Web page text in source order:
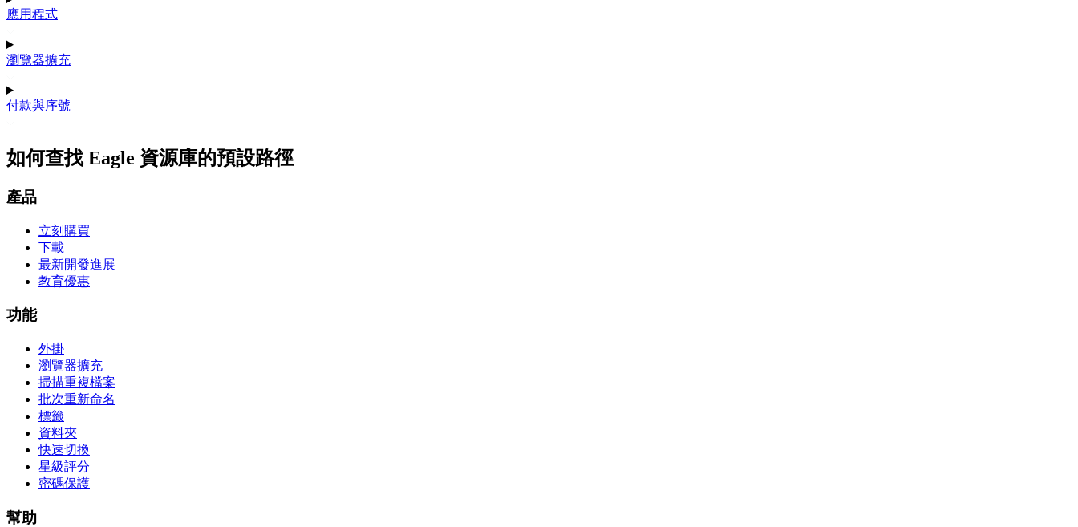
應用程式
瀏覽器擴充
付款與序號
如何查找 Eagle 資源庫的預設路徑
產品
立刻購買
下載
最新開發進展
教育優惠
功能
外掛
瀏覽器擴充
掃描重複檔案
批次重新命名
標籤
資料夾
快速切換
星級評分
密碼保護
幫助